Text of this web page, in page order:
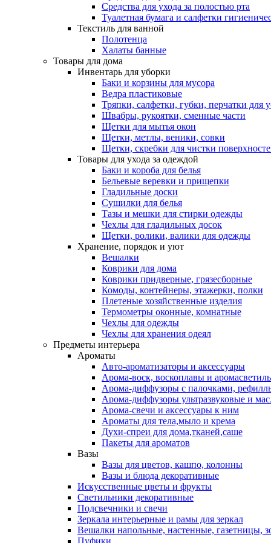
Средства для ухода за полостью рта
Туалетная бумага и салфетки
Текстиль для ванной
Полотенца
Халаты банные
Товары для дома
Инвентарь для уборки
Баки и корзины для мусора
Ведра пластиковые
Тряпки, салфетки, губки, перчатки для
Швабры, рукоятки, сменные части
Щетки для мытья окон
Щетки, метлы, веники, совки
Щетки, скребки для чистки
Товары для ухода за одеждой
Баки и короба для белья
Бельевые веревки и прищепки
Гладильные доски
Сушилки для белья
Тазы и мешки для стирки одежды
Чехлы для гладильных досок
Щетки, ролики, валики для одежды
Хранение, порядок и уют
Вешалки
Коврики для дома
Коврики придверные, грязесборные
Комоды, контейнеры, этажерки, полки
Плетеные хозяйственные изделия
Термометры оконные, комнатные
Чехлы для одежды
Чехлы для хранения одеял
Предметы интерьера
Ароматы
Авто-ароматизаторы и аксессуары
Арома-воск, воскоплавы и
Арома-диффузоры с палочками,
Арома-диффузоры ультразвуковые и
Арома-свечи и аксессуары к ним
Ароматы для тела,мыло и крема
Духи-спреи для дома,тканей,саше
Пакеты для ароматов
Вазы
Вазы для цветов, кашпо, колонны
Вазы и блюда декоративные
Искусственные цветы и фрукты
Светильники декоративные
Подсвечники и свечи
Зеркала интерьерные и рамы для зеркал
Вешалки напольные, настенные, газетницы,
Пуфики